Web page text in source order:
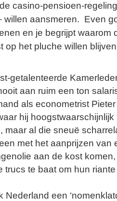
casino-pensioen-
willen aansmeren. Even
en je begrijpt waarom
op het pluche willen
getalenteerde
aan ruim een ton
als econometrist
hij
maar al die sneuë
met het aanprijzen van
aan de kost
trucs te baat om hun
Nederland een